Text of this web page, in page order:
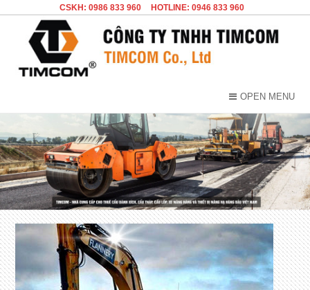
CSKH: 0986 833 960 HOTLINE: 0946 833 960
OPEN MENU